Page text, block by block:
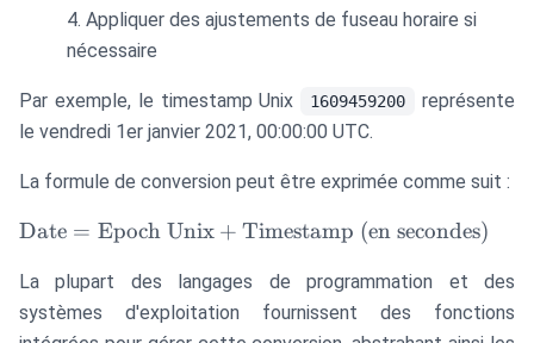
Appliquer des ajustements de fuseau horaire si
nécessaire
Par exemple, le timestamp Unix 1609459200
représente
le vendredi 1er janvier 2021, 00:00:00 UTC.
La formule de conversion peut être exprimée comme suit :
\text{Date} =
Unix} +
\text{Timestamp
Date = Epoch Unix + Timestamp (en secondes)
La plupart des langages de programmation et des
systèmes d'exploitation fournissent des fonctions